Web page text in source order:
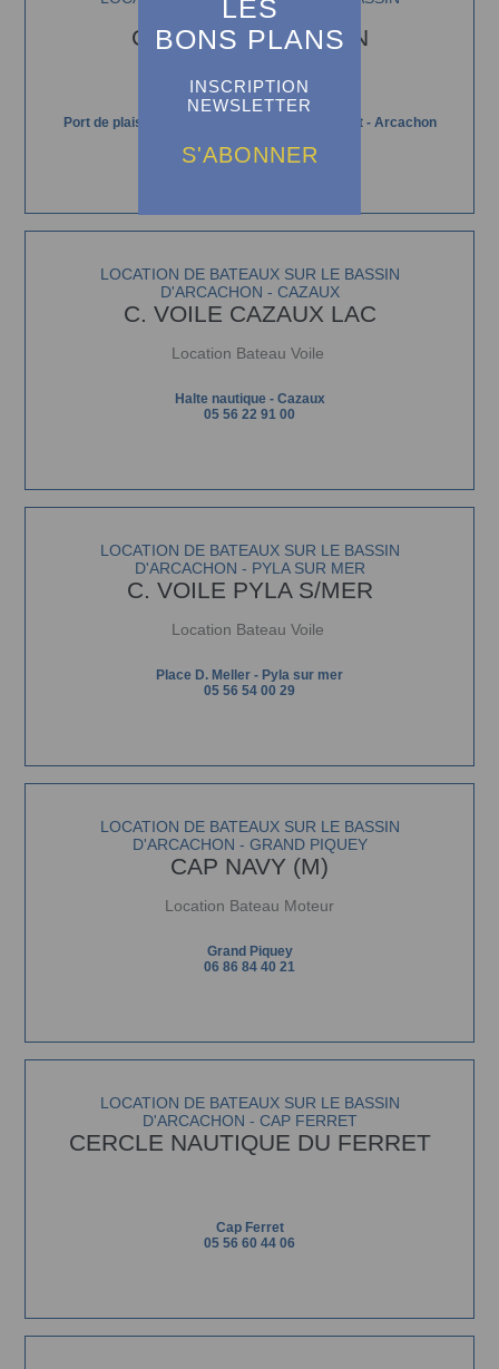
LES
BONS PLANS
INSCRIPTION
NEWSLETTER
S'ABONNER
D'ARCACHON - ARCACHON
C. VOILE ARCACHON
Location Bateau Voile
Port de plaisance, centre nautique Pierre Mallet - Arcachon
LOCATION DE BATEAUX SUR LE BASSIN
D'ARCACHON - CAZAUX
C. VOILE CAZAUX LAC
Location Bateau Voile
Halte nautique - Cazaux
05 56 22 91 00
LOCATION DE BATEAUX SUR LE BASSIN
D'ARCACHON - PYLA SUR MER
C. VOILE PYLA S/MER
Location Bateau Voile
Place D. Meller - Pyla sur mer
05 56 54 00 29
LOCATION DE BATEAUX SUR LE BASSIN
D'ARCACHON - GRAND PIQUEY
CAP NAVY (M)
Location Bateau Moteur
Grand Piquey
06 86 84 40 21
LOCATION DE BATEAUX SUR LE BASSIN
D'ARCACHON - CAP FERRET
CERCLE NAUTIQUE DU FERRET
Cap Ferret
05 56 60 44 06